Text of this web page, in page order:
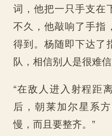
词，他把一只手支在
不久，他敲响了手指
得到。杨随即下达了
队，相信别人是很难
“在敌人进入射程距
后，朝莱加尔星系
慢，而且要整齐。”